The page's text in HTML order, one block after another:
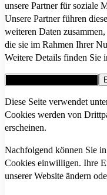
unsere Partner für soziale
Unsere Partner führen
weiteren Daten
die sie im Rahmen Ihrer
Weitere Details finden Sie
Diese Seite verwendet
Cookies werden von
erscheinen.
Nachfolgend können Sie
Cookies einwilligen. Ihre
unserer Website ändern